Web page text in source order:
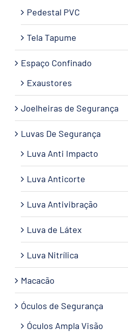
Pedestal PVC
Tela Tapume
Espaço Confinado
Exaustores
Joelheiras de Segurança
Luvas De Segurança
Luva Anti Impacto
Luva Anticorte
Luva Antivibração
Luva de Látex
Luva Nitrílica
Macacão
Óculos de Segurança
Óculos Ampla Visão